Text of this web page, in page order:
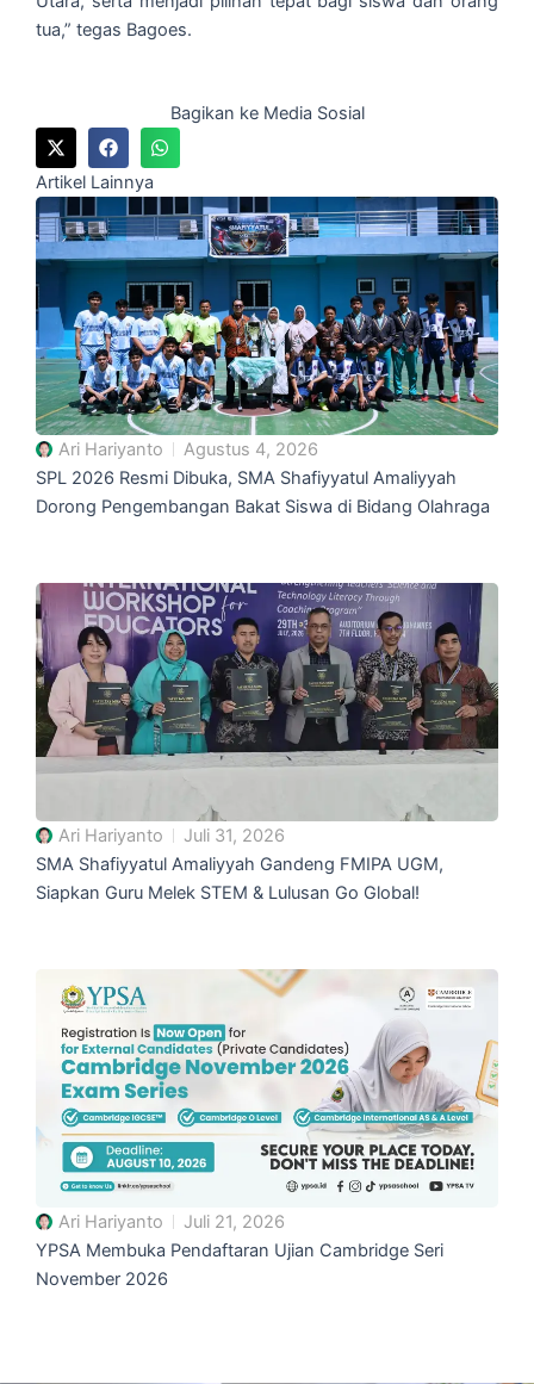
tua,” tegas Bagoes.
Bagikan ke Media Sosial
Artikel Lainnya
Ari Hariyanto
Agustus 4, 2026
SPL 2026 Resmi Dibuka, SMA Shafiyyatul Amaliyyah
Dorong Pengembangan Bakat Siswa di Bidang Olahraga
Ari Hariyanto
Juli 31, 2026
SMA Shafiyyatul Amaliyyah Gandeng FMIPA UGM,
Siapkan Guru Melek STEM & Lulusan Go Global!
Ari Hariyanto
Juli 21, 2026
YPSA Membuka Pendaftaran Ujian Cambridge Seri
November 2026